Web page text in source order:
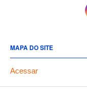
MAPA DO SITE
Acessar